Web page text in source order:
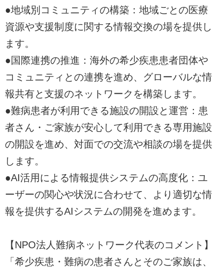
●地域別コミュニティの構築：地域ごとの医療
資源や支援制度に関する情報交換の場を提供し
ます。
●国際連携の推進：海外の希少疾患患者団体や
コミュニティとの連携を進め、グローバルな情
報共有と支援のネットワークを構築します。
●難病患者が利用できる施設の開設と運営：患
者さん・ご家族が安心して利用できる専用施設
の開設を進め、対面での交流や相談の場を提供
します。
●AI活用による情報提供システムの高度化：ユ
ーザーの関心や状況に合わせて、より適切な情
報を提供するAIシステムの開発を進めます。
【NPO法人難病ネットワーク代表のコメント】
「希少疾患・難病の患者さんとそのご家族は、